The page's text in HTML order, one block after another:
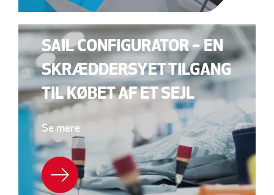
SAIL CONFIGURATOR – EN
SKRÆDDERSYET TILGANG
TIL KØBET AF ET SEJL
Se mere